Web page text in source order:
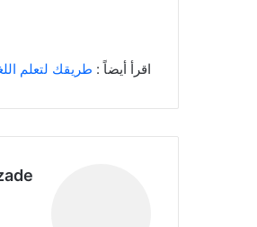
اقرأ أيضاً : طريقك لتعلم